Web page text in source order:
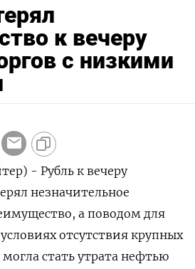
к вечеру
с низкими
- Рубль к вечеру
незначительное
а поводом для
отсутствия крупных
стать утрата нефтью